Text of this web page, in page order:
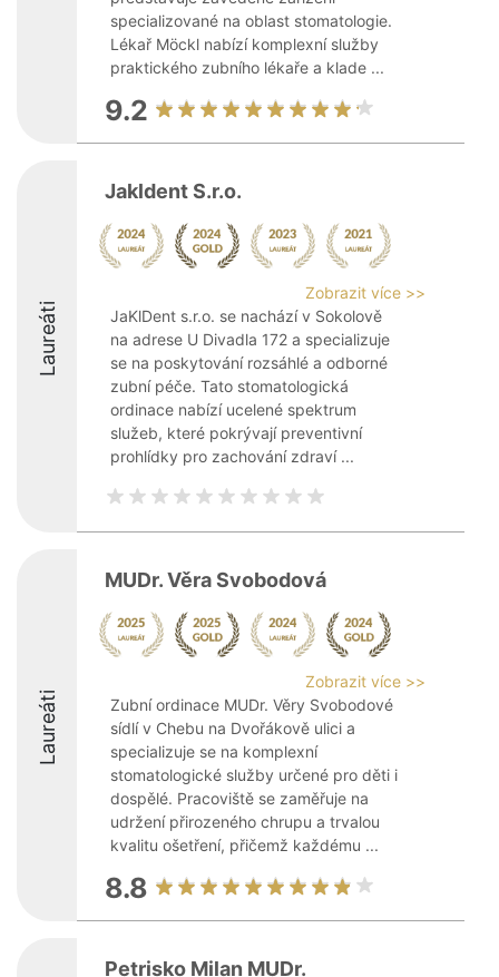
specializované na oblast stomatologie.
Lékař Möckl nabízí komplexní služby
praktického zubního lékaře a klade ...
9.2
Laureáti
Jakldent S.r.o.
Zobrazit více >>
JaKlDent s.r.o. se nachází v Sokolově
na adrese U Divadla 172 a specializuje
se na poskytování rozsáhlé a odborné
zubní péče. Tato stomatologická
ordinace nabízí ucelené spektrum
služeb, které pokrývají preventivní
prohlídky pro zachování zdraví ...
Laureáti
MUDr. Věra Svobodová
Zobrazit více >>
Zubní ordinace MUDr. Věry Svobodové
sídlí v Chebu na Dvořákově ulici a
specializuje se na komplexní
stomatologické služby určené pro děti i
dospělé. Pracoviště se zaměřuje na
udržení přirozeného chrupu a trvalou
kvalitu ošetření, přičemž každému ...
8.8
Petrisko Milan MUDr.